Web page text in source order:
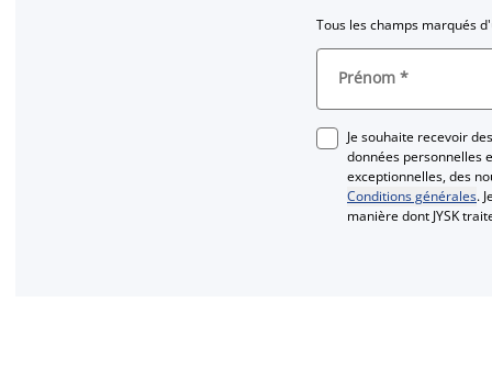
Tous les champs marqués
Prénom *
Je souhaite recevoir
données personnelles
exceptionnelles, des
Conditions générales.
manière dont JYSK